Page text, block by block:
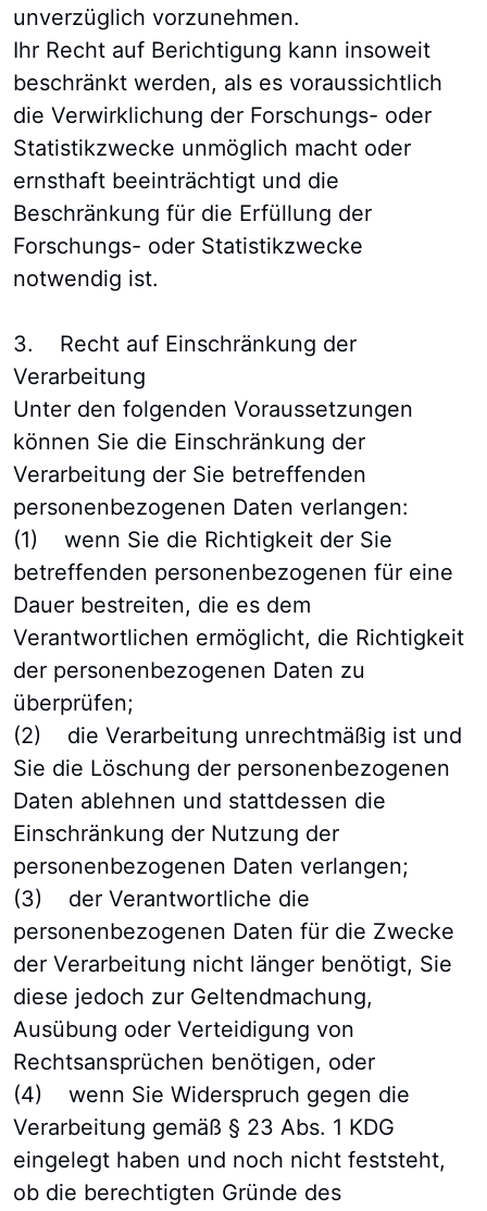
unverzüglich vorzunehmen.
Ihr Recht auf Berichtigung kann insoweit
beschränkt werden, als es voraussichtlich
die Verwirklichung der Forschungs- oder
Statistikzwecke unmöglich macht oder
ernsthaft beeinträchtigt und die
Beschränkung für die Erfüllung der
Forschungs- oder Statistikzwecke
notwendig ist.
3. Recht auf Einschränkung der
Verarbeitung
Unter den folgenden Voraussetzungen
können Sie die Einschränkung der
Verarbeitung der Sie betreffenden
personenbezogenen Daten verlangen:
(1) wenn Sie die Richtigkeit der Sie
betreffenden personenbezogenen für eine
Dauer bestreiten, die es dem
Verantwortlichen ermöglicht, die Richtigkeit
der personenbezogenen Daten zu
überprüfen;
(2) die Verarbeitung unrechtmäßig ist und
Sie die Löschung der personenbezogenen
Daten ablehnen und stattdessen die
Einschränkung der Nutzung der
personenbezogenen Daten verlangen;
(3) der Verantwortliche die
personenbezogenen Daten für die Zwecke
der Verarbeitung nicht länger benötigt, Sie
diese jedoch zur Geltendmachung,
Ausübung oder Verteidigung von
Rechtsansprüchen benötigen, oder
(4) wenn Sie Widerspruch gegen die
Verarbeitung gemäß § 23 Abs. 1 KDG
eingelegt haben und noch nicht feststeht,
ob die berechtigten Gründe des